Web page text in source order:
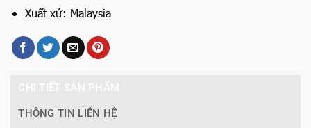
Xuất xứ: Malaysia
THÔNG TIN LIÊN HỆ